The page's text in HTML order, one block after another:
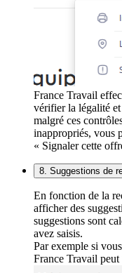
France Travail
vérifier la légalité
malgré ces
inappropriés, vous
« Signaler cette
8. Suggestions de
En fonction de la
afficher des
suggestions sont
avez saisis.
Par exemple si
France Travail